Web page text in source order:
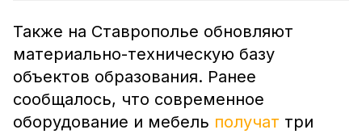
Также на Ставрополье обновляют
материально-техническую базу
объектов образования. Ранее
сообщалось, что современное
оборудование и мебель получат три